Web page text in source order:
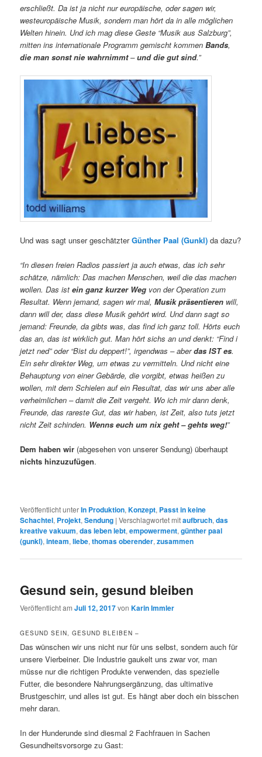
erschließt. Da ist ja nicht nur europäische, oder sagen wir,
westeuropäische Musik, sondern man hört da in alle möglichen
Welten hinein. Und ich mag diese Geste “Musik aus Salzburg”,
mitten ins internationale Programm gemischt kommenBands,
die man sonst nie wahrnimmt–und die gut sind.”
Und was sagt unser geschätzterGünther Paal (Gunkl) da dazu?
“In diesen freien Radios passiert ja auch etwas, das ich sehr
schätze, nämlich: Das machen Menschen, weil die das machen
wollen. Das istein ganz kurzer Weg von der Operation zum
Resultat. Wenn jemand, sagen wir mal,Musik präsentieren will,
dann will der, dass diese Musik gehört wird. Und dann sagt so
jemand: Freunde, da gibts was, das find ich ganz toll. Hörts euch
das an, das ist wirklich gut. Man hört sichs an und denkt: “Find i
jetzt ned” oder “Bist du deppert!”, irgendwas – aberdas IST es.
Ein sehr direkter Weg, um etwas zu vermitteln. Und nicht eine
Behauptung von einer Gebärde, die vorgibt, etwas heißen zu
wollen, mit dem Schielen auf ein Resultat, das wir uns aber alle
verheimlichen – damit die Zeit vergeht. Wo ich mir dann denk,
Freunde, das rareste Gut, das wir haben, ist Zeit, also tuts jetzt
nicht Zeit schinden. Wenns euch um nix geht – gehts weg!”
Dem haben wir (abgesehen von unserer Sendung) überhaupt
nichts hinzuzufügen.
Veröffentlicht unterIn Produktion,Konzept, Passt in keine
Schachtel, Projekt,Sendung |Verschlagwortet mitaufbruch,das
kreative vakuum,das leben lebt,empowerment,günther paal
(gunkl),inteam,liebe,thomas oberender,zusammen
Gesund sein, gesund bleiben
Veröffentlicht amJuli 12, 2017vonKarin Immler
GESUND SEIN, GESUND BLEIBEN –
Das wünschen wir uns nicht nur für uns selbst, sondern auch für
unsere Vierbeiner. Die Industrie gaukelt uns zwar vor, man
müsse nur die richtigen Produkte verwenden, das spezielle
Futter, die besondere Nahrungsergänzung, das ultimative
Brustgeschirr, und alles ist gut. Es hängt aber doch ein bisschen
mehr daran.
In der Hunderunde sind diesmal 2 Fachfrauen in Sachen
Gesundheitsvorsorge zu Gast: